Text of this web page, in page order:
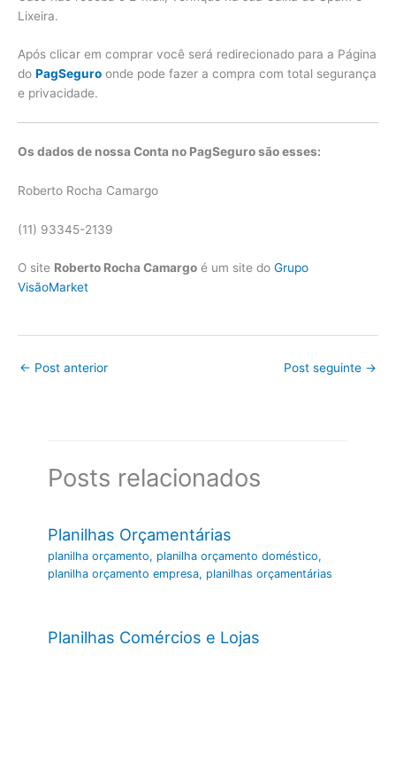
Lixeira.
Após clicar em comprar você será redirecionado para a Página
do PagSeguro onde pode fazer a compra com total segurança
e privacidade.
Os dados de nossa Conta no PagSeguro são esses:
Roberto Rocha Camargo
(11) 93345-2139
O site Roberto Rocha Camargo é um site do Grupo
VisãoMarket
← Post anterior Post seguinte →
Posts relacionados
Planilhas Orçamentárias
planilha orçamento, planilha orçamento doméstico,
planilha orçamento empresa, planilhas orçamentárias
Planilhas Comércios e Lojas